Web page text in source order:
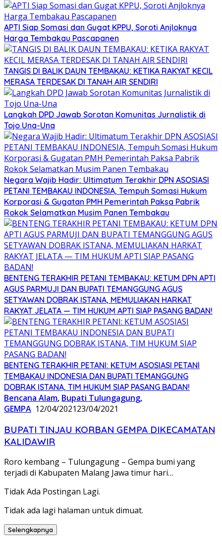
APTI Siap Somasi dan Gugat KPPU, Soroti Anjloknya
Harga Tembakau Pascapanen
TANGIS DI BALIK DAUN TEMBAKAU: KETIKA RAKYAT KECIL
MERASA TERDESAK DI TANAH AIR SENDIRI
Langkah DPD Jawab Sorotan Komunitas Jurnalistik di
Tojo Una-Una
Negara Wajib Hadir: Ultimatum Terakhir DPN ASOSIASI
PETANI TEMBAKAU INDONESIA, Tempuh Somasi Hukum
Korporasi & Gugatan PMH Pemerintah Paksa Pabrik
Rokok Selamatkan Musim Panen Tembakau
BENTENG TERAKHIR PETANI TEMBAKAU: KETUM DPN APTI
AGUS PARMUJI DAN BUPATI TEMANGGUNG AGUS
SETYAWAN DOBRAK ISTANA, MEMULIAKAN HARKAT
RAKYAT JELATA — TIM HUKUM APTI SIAP PASANG BADAN!
BENTENG TERAKHIR PETANI: KETUM ASOSIASI PETANI
TEMBAKAU INDONESIA DAN BUPATI TEMANGGUNG
DOBRAK ISTANA, TIM HUKUM SIAP PASANG BADAN!
Bencana Alam, Bupati Tulungagung,
GEMPA 12/04/202123/04/2021
BUPATI TINJAU KORBAN GEMPA DIKECAMATAN
KALIDAWIR
Roro kembang – Tulungagung – Gempa bumi yang
terjadi di Kabupaten Malang Jawa timur hari…
Tidak Ada Postingan Lagi.
Tidak ada lagi halaman untuk dimuat.
Selengkapnya